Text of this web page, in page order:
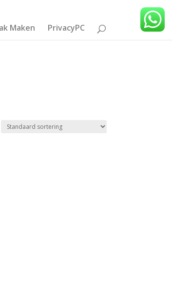
Maken PrivacyPC